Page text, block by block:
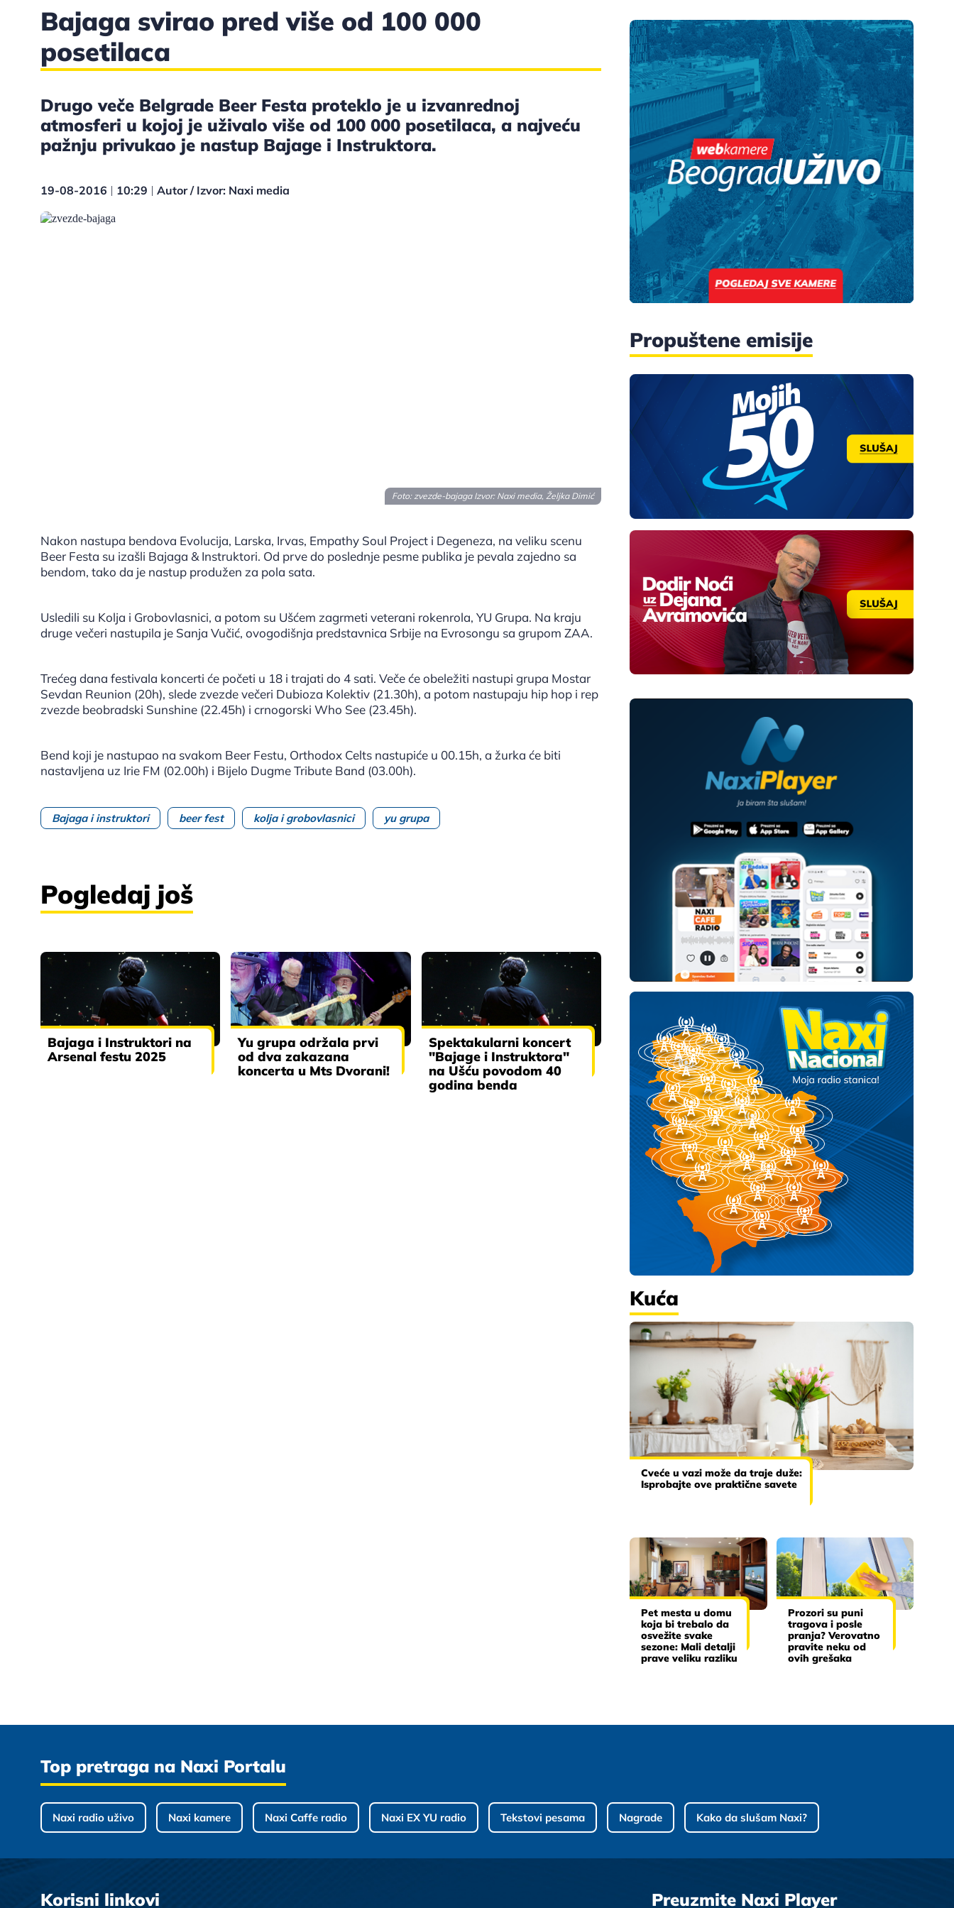
Bajaga svirao pred više od 100 000
posetilaca
Drugo veče Belgrade Beer Festa proteklo je u izvanrednoj
atmosferi u kojoj je uživalo više od 100 000 posetilaca, a najveću
pažnju privukao je nastup Bajage i Instruktora.
19-08-2016 10:29 Autor / Izvor: Naxi media
Foto: zvezde-bajaga Izvor: Naxi media, Željka Dimić
Nakon nastupa bendova Evolucija, Larska, Irvas, Empathy Soul Project i Degeneza, na veliku scenu
Beer Festa su izašli Bajaga & Instruktori. Od prve do poslednje pesme publika je pevala zajedno sa
bendom, tako da je nastup produžen za pola sata.
Usledili su Kolja i Grobovlasnici, a potom su Ušćem zagrmeti veterani rokenrola, YU Grupa. Na kraju
druge večeri nastupila je Sanja Vučić, ovogodišnja predstavnica Srbije na Evrosongu sa grupom ZAA.
Trećeg dana festivala koncerti će početi u 18 i trajati do 4 sati. Veče će obeležiti nastupi grupa Mostar
Sevdan Reunion (20h), slede zvezde večeri Dubioza Kolektiv (21.30h), a potom nastupaju hip hop i rep
zvezde beobradski Sunshine (22.45h) i crnogorski Who See (23.45h).
Bend koji je nastupao na svakom Beer Festu, Orthodox Celts nastupiće u 00.15h, a žurka će biti
nastavljena uz Irie FM (02.00h) i Bijelo Dugme Tribute Band (03.00h).
Bajaga i instruktori beer fest kolja i grobovlasnici yu grupa
Pogledaj još
Bajaga i Instruktori na
Arsenal festu 2025
Yu grupa održala prvi
od dva zakazana
koncerta u Mts Dvorani!
Spektakularni koncert
"Bajage i Instruktora"
na Ušću povodom 40
godina benda
Propuštene emisije
Kuća
Cveće u vazi može da traje duže:
Isprobajte ove praktične savete
Pet mesta u domu
koja bi trebalo da
osvežite svake
sezone: Mali detalji
prave veliku razliku
Prozori su puni
tragova i posle
pranja? Verovatno
pravite neku od
ovih grešaka
Top pretraga na Naxi Portalu
Naxi radio uživo Naxi kamere Naxi Caffe radio Naxi EX YU radio Tekstovi pesama Nagrade Kako da slušam Naxi?
Korisni linkovi Preuzmite Naxi Player